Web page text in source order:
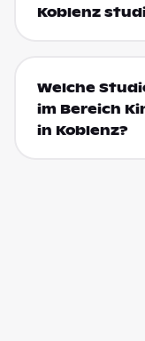
Koblenz
Welche
im Bereich
in Koblenz?